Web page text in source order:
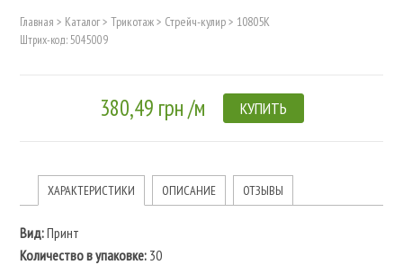
Главная > Каталог> Трикотаж> Стрейч-кулир> 10805К
Штрих-код: 5045009
380,49 грн /м КУПИТЬ
ХАРАКТЕРИСТИКИ ОПИСАНИЕ ОТЗЫВЫ
Вид:Принт
Количество в упаковке:30